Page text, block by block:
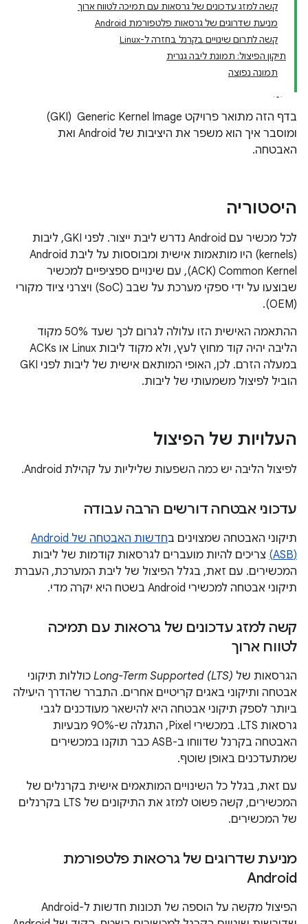
קשה למזג עדכונים של גרסאות עם תמיכה לטווח ארוך
מניעת שדרוגים של גרסאות פלטפורמת Android
קשה לתרום שינויים בקרנל בחזרה ל-Linux
תיקון הפיצול: תמונת ליבה גנרית
תמונה נפוצה
בדף הזה מתואר פרויקט Generic Kernel Image ‏ (GKI)
ומוסבר איך הוא משפר את היציבות של Android ואת
האבטחה.
היסטוריה
לכל מכשיר עם Android נדרש ליבת ייצור. לפני GKI, ליבות
(kernels) היו מותאמות אישית ומבוססות על ליבת Android
Common Kernel ‏(ACK), עם שינויים ספציפיים למכשיר
שבוצעו על ידי ספקי מערכת על שבב (SoC) ויצרני ציוד מקורי
(OEM).
ההתאמה האישית הזו עלולה לגרום לכך שעד 50% מקוד
הליבה יהיה קוד מחוץ לעץ, ולא מקוד ליבות Linux או ACKs
במעלה הזרם. לכן, האופי המותאם אישית של ליבות לפני GKI
הוביל לפיצול משמעותי של ליבות.
העלויות של הפיצול
לפיצול הליבה יש כמה השפעות שליליות על קהילת Android.
עדכוני אבטחה דורשים הרבה עבודה
תיקוני האבטחה שמצוינים ב
(ASB)
צריכים להיות מועברים לגרסאות קודמות של ליבות
המכשירים. עם זאת, בגלל הפיצול של ליבת המערכת, העברת
תיקוני אבטחה למכשירי Android בשטח היא יקרה מדי.
קשה למזג עדכונים של גרסאות עם תמיכה
לטווח ארוך
הגרסאות של Long-Term Supported (LTS) כוללות תיקוני
אבטחה ותיקוני באגים קריטיים אחרים. התברר שהדרך היעילה
ביותר לספק תיקוני אבטחה היא להישאר מעודכנים לגבי
גרסאות LTS. במכשירי Pixel, התגלה ש-90% מבעיות
האבטחה בקרנל שדווחו ב-ASB כבר תוקנו במכשירים
שמתעדכנים באופן שוטף.
עם זאת, בגלל כל השינויים המותאמים אישית בקרנלים של
המכשירים, קשה פשוט למזג את התיקונים של LTS בקרנלים
של המכשירים.
מניעת שדרוגים של גרסאות פלטפורמת
Android
הפיצול מקשה על הוספה של תכונות חדשות ל-Android